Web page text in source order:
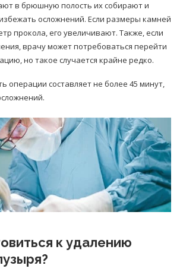
в брюшную полость их собирают и
осложнений. Если размеры камней
прокола, его увеличивают. Также, если
врачу может потребоваться перейти
но такое случается крайне редко.
операции составляет не более 45 минут,
к удалению